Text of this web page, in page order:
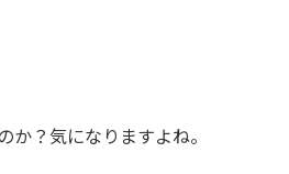
か？気になりますよね。